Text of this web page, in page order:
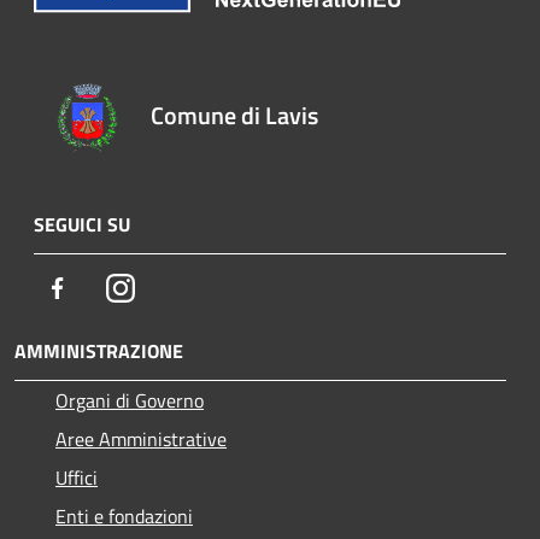
Comune di Lavis
SEGUICI SU
FacebookInstagram
AMMINISTRAZIONE
Organi di Governo
Aree Amministrative
Uffici
Enti e fondazioni